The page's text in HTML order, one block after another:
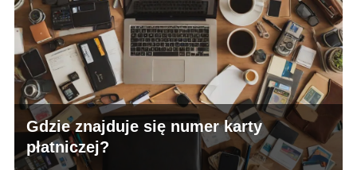
Gdzie znajduje się numer karty
płatniczej?